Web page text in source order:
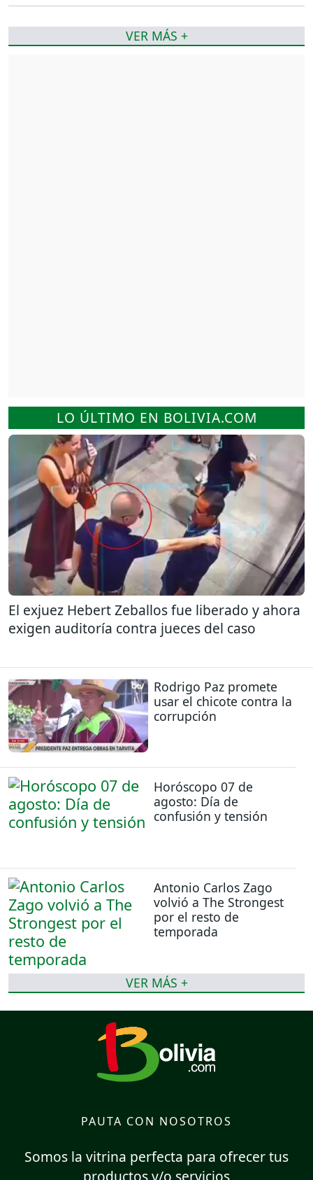
LO ÚLTIMO EN BOLIVIA.COM
El exjuez Hebert Zeballos fue liberado y ahora
exigen auditoría contra jueces del caso
Rodrigo Paz promete
usar el chicote contra la
corrupción
Horóscopo 07 de
agosto: Día de
confusión y tensión
Antonio Carlos Zago
volvió a The Strongest
por el resto de
temporada
VER MÁS +
VER MÁS +
PAUTA CON NOSOTROS
Somos la vitrina perfecta para ofrecer tus